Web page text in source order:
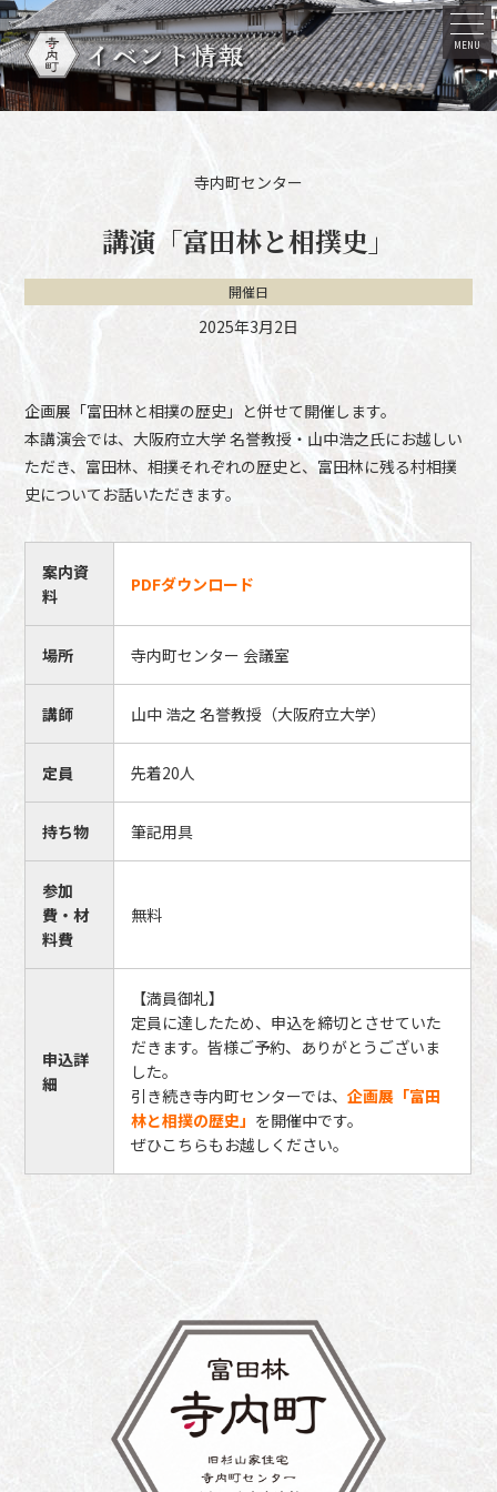
MENU
イベント情報
寺内町センター
講演「富田林と相撲史」
開催日
2025年3月2日
企画展「富田林と相撲の歴史」と併せて開催します。
本講演会では、大阪府立大学 名誉教授・山中浩之氏にお越しい
ただき、富田林、相撲それぞれの歴史と、富田林に残る村相撲
史についてお話いただきます。
案内資
料
PDFダウンロード
場所 寺内町センター 会議室
講師 山中 浩之 名誉教授（大阪府立大学）
定員 先着20人
持ち物 筆記用具
参加
費・材
料費
無料
申込詳
細
【満員御礼】
定員に達したため、申込を締切とさせていた
だきます。皆様ご予約、ありがとうございま
した。
引き続き寺内町センターでは、企画展「富田
林と相撲の歴史」 を開催中です。
ぜひこちらもお越しください。